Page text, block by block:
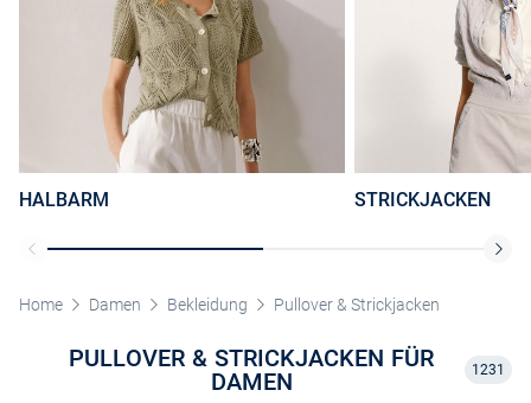
HALBARM STRICKJACKEN
Home Damen Bekleidung Pullover & Strickjacken
PULLOVER & STRICKJACKEN FÜR
DAMEN
1231